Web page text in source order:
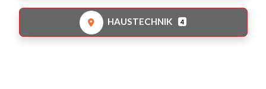
HAUSTECHNIK 4